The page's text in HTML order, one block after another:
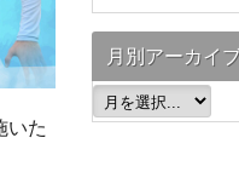
いた
月別アーカイ